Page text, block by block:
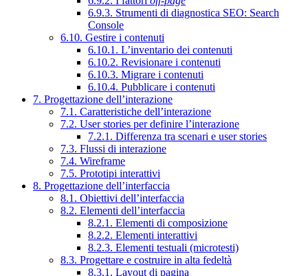
6.9.3. Strumenti di diagnostica SEO: Search
Console
6.10. Gestire i contenuti
6.10.1. L’inventario dei contenuti
6.10.2. Revisionare i contenuti
6.10.3. Migrare i contenuti
6.10.4. Pubblicare i contenuti
7. Progettazione dell’interazione
7.1. Caratteristiche dell’interazione
7.2. User stories per definire l’interazione
7.2.1. Differenza tra scenari e user stories
7.3. Flussi di interazione
7.4. Wireframe
7.5. Prototipi interattivi
8. Progettazione dell’interfaccia
8.1. Obiettivi dell’interfaccia
8.2. Elementi dell’interfaccia
8.2.1. Elementi di composizione
8.2.2. Elementi interattivi
8.2.3. Elementi testuali (microtesti)
8.3. Progettare e costruire in alta fedeltà
8.3.1. Layout di pagina